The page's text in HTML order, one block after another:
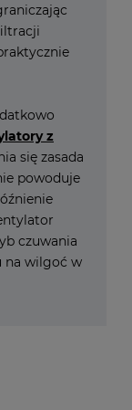
z
się zasada
powoduje
czuwania
na wilgoć w